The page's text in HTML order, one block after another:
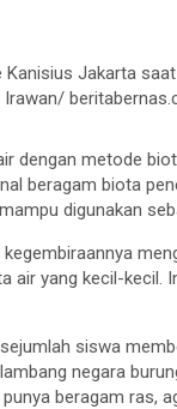
Jakarta
dengan metode
beragam biota
digunakan
yang kecil-kecil.
siswa
negara
beragam ras,